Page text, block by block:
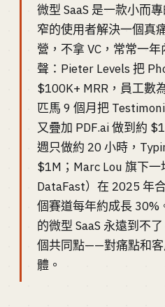
微型 SaaS 是一款小而
窄的使用者解決一個真
營，不拿 VC，常常一
聲：Pieter Levels 把
$100K+ MRR，員工數
匹馬 9 個月把
又疊加 PDF.ai 做到約
週只做約 20 小時，
$1M；Marc Lou 旗下一
DataFast）在 2025 年
個賽道每年約成長 30%
的微型 SaaS 永遠到不
個共同點——對痛點和
體。